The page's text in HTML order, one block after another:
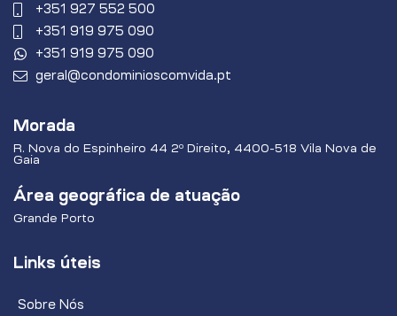
+351 927 552 500
+351 919 975 090
+351 919 975 090
geral@condominioscomvida.pt
Morada
R. Nova do Espinheiro 44 2º Direito, 4400-518 Vila Nova de
Gaia
Área geográfica de atuação
Grande Porto
Links úteis
Sobre Nós